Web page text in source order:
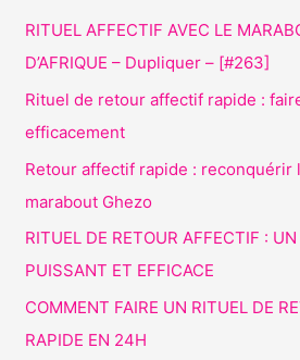
RITUEL AFFECTIF AVEC LE
D’AFRIQUE – Dupliquer – [#263]
Rituel de retour affectif rapide :
efficacement
Retour affectif rapide : reconquérir
marabout Ghezo
RITUEL DE RETOUR AFFECTIF :
PUISSANT ET EFFICACE
COMMENT FAIRE UN RITUEL DE
RAPIDE EN 24H